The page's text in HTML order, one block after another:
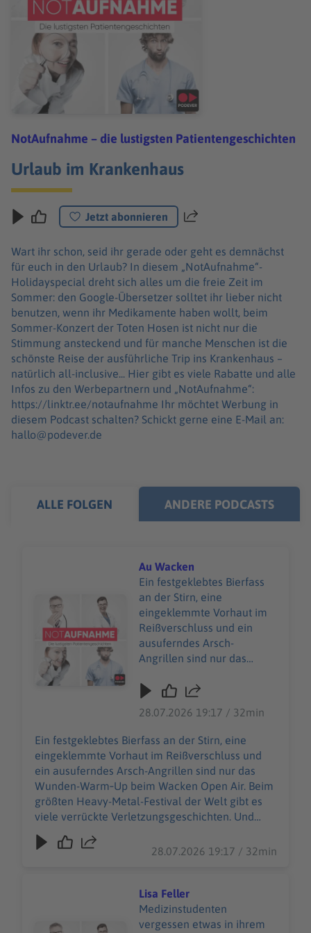
NotAufnahme – die lustigsten Patientengeschichten
Urlaub im Krankenhaus
Jetzt abonnieren Teilen
Wart ihr schon, seid ihr gerade oder geht es demnächst
für euch in den Urlaub? In diesem „NotAufnahme“-
Holidayspecial dreht sich alles um die freie Zeit im
Sommer: den Google-Übersetzer solltet ihr lieber nicht
benutzen, wenn ihr Medikamente haben wollt, beim
Sommer-Konzert der Toten Hosen ist nicht nur die
Stimmung ansteckend und für manche Menschen ist die
schönste Reise der ausführliche Trip ins Krankenhaus –
natürlich all-inclusive... Hier gibt es viele Rabatte und alle
Infos zu den Werbepartnern und „NotAufnahme“:
https://linktr.ee/notaufnahme Ihr möchtet Werbung in
diesem Podcast schalten? Schickt gerne eine E-Mail an:
hallo@podever.de
ALLE FOLGEN ANDERE PODCASTS
Audiotitel - Au Wacken
Au Wacken
Ein festgeklebtes Bierfass
an der Stirn, eine
eingeklemmte Vorhaut im
Reißverschluss und ein
ausuferndes Arsch-
Angrillen sind nur das
Wacken Open Air. Beim
Festival der Welt gibt es
viele verrückte
Verletzungsgeschichten.
Und Wiebke Düsberg
macht sich nicht vom
(berühmtesten) Acker,
sondern nimmt die
heilende Herausforderung
500 weiteren
Rescue Squads. 85.000
W:O:A-Fans sind in guten
Händen beim
28.07.2026 19:17 / 32min
Ein festgeklebtes Bierfass an der Stirn, eine
eingeklemmte Vorhaut im Reißverschluss und
ein ausuferndes Arsch-Angrillen sind nur das
Wunden-Warm‑Up beim Wacken Open Air. Beim
größten Heavy-Metal-Festival der Welt gibt es
viele verrückte Verletzungsgeschichten. Und
Wiebke Düsberg macht sich nicht vom
(berühmtesten) Acker, sondern nimmt die
Rescue Squads. 85.000 W:O:A-Fans sind in guten
Händen beim 24‑Stunden‑Sanitätsdienst. Selbst
im schrägsten *Schlammassel* … WERBUNG
28.07.2026 19:17 / 32min
Audiotitel - Lisa Feller
Lisa Feller
Medizinstudenten
vergessen etwas in ihrem